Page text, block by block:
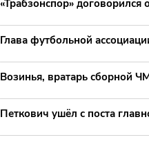
«Трабзонспор»
Глава футбольной
Возинья, вратарь сборной
Петкович ушёл с поста